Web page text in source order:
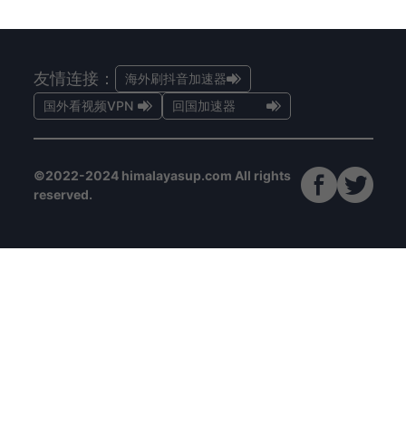
友情连接：
海外刷抖音加速器
国外看视频VPN
回国加速器
©2022-2024 himalayasup.com All rights
reserved.